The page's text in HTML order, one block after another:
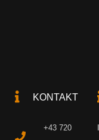
KONTAKT
+43 720